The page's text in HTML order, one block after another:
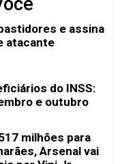
e assina
atacante
do INSS:
e outubro
milhões para
Arsenal vai